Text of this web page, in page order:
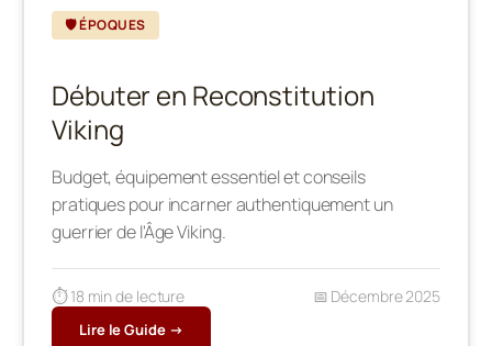
🛡️ ÉPOQUES
Débuter en Reconstitution
Viking
Budget, équipement essentiel et conseils
pratiques pour incarner authentiquement un
guerrier de l'Âge Viking.
⏱️ 18 min de lecture 📅 Décembre 2025
Lire le Guide →